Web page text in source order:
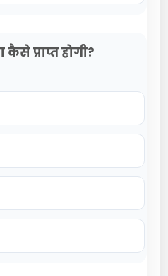
कैसे प्राप्त होगी?